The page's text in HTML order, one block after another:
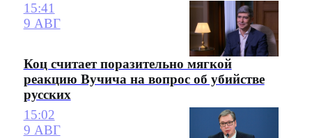
15:41
9 АВГ
Коц считает поразительно мягкой
реакцию Вучича на вопрос об убийстве
русских
15:02
9 АВГ